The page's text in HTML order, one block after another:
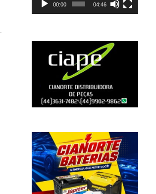
00:00 04:46